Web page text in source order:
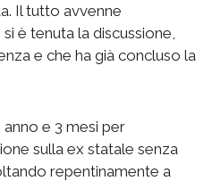
Il tutto avvenne
è tenuta la discussione,
e che ha già concluso la
e 3 mesi per
sulla ex statale senza
repentinamente a